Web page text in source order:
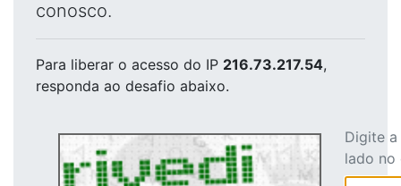
conosco.
Para liberar o acesso do IP 216.73.217.54,
responda ao desafio abaixo.
Digite
lado no